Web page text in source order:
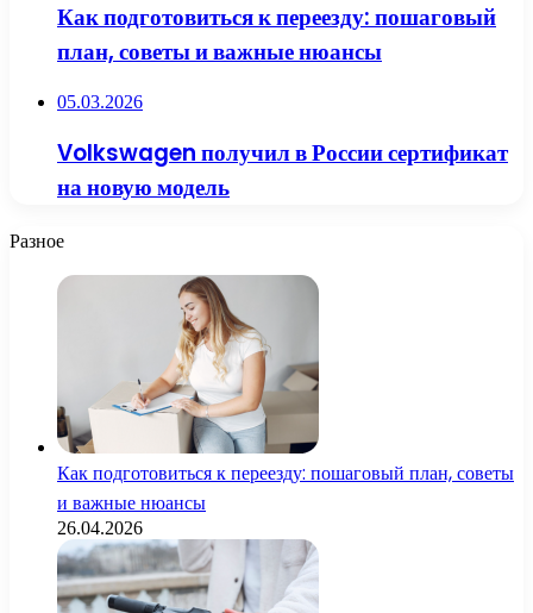
Как подготовиться к переезду: пошаговый
план, советы и важные нюансы
05.03.2026
Volkswagen получил в России сертификат
на новую модель
Разное
Как подготовиться к переезду: пошаговый план, советы
и важные нюансы
26.04.2026